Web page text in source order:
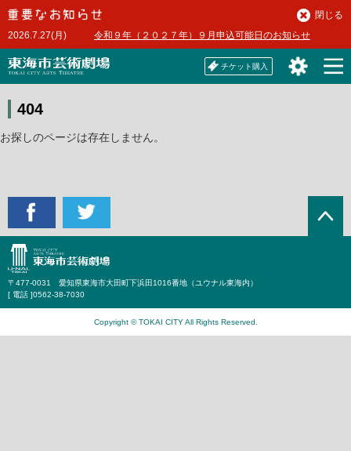
本
文
へ2026.7.27(月) 令和９年（２０２７年）９月申込可能日のお知らせ
閉じる
チケット購入
404
お探しのページは存在しません。
〒477-0031 愛知県東海市大田町下浜田1016番地（ユウナル東海内）
[ 電話 ]0562-38-7030
Copyright © TOKAI CITY All Rights Reserved.